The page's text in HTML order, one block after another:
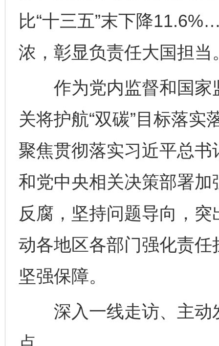
比“十三五”末下降
浓，彰显负责任大国担当
作为党内监督和国家
关将护航“双碳”目标落
聚焦贯彻落实习近平总
和党中央相关决策部署
反腐，坚持问题导向，
动各地区各部门强化责
坚强保障。
深入一线走访、主动